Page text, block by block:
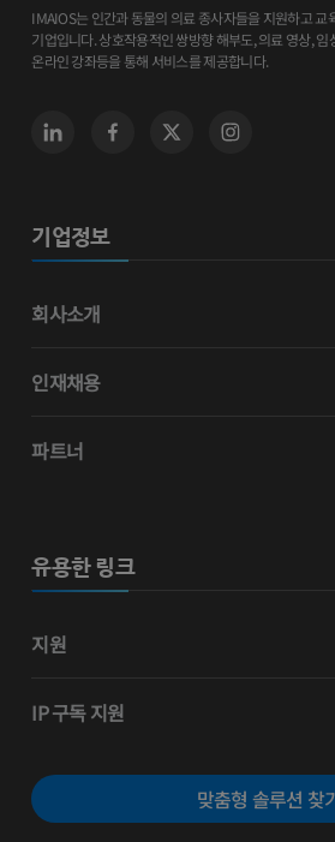
IMAIOS는 인간과 동물의 의료 종사자들을 지원하고 교
기업입니다. 상호작용적인 쌍방향 해부도, 의료 영상,
온라인 강좌등을 통해 서비스를 제공합니다.
기업정보
회사소개
인재채용
파트너
유용한 링크
지원
IP 구독 지원
맞춤형 솔루션 찾